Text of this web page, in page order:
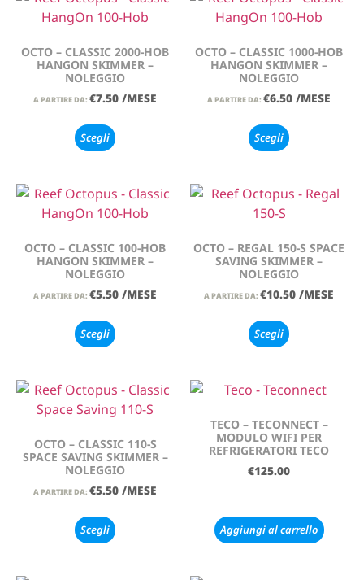
OCTO – CLASSIC 2000-HOB
HANGON SKIMMER –
NOLEGGIO
A PARTIRE DA: €7.50 /MESE
Scegli
OCTO – CLASSIC 1000-HOB
HANGON SKIMMER –
NOLEGGIO
A PARTIRE DA: €6.50 /MESE
Scegli
OCTO – CLASSIC 100-HOB
HANGON SKIMMER –
NOLEGGIO
A PARTIRE DA: €5.50 /MESE
Scegli
OCTO – REGAL 150-S SPACE
SAVING SKIMMER –
NOLEGGIO
A PARTIRE DA: €10.50 /MESE
Scegli
OCTO – CLASSIC 110-S
SPACE SAVING SKIMMER –
NOLEGGIO
A PARTIRE DA: €5.50 /MESE
Scegli
TECO – TECONNECT –
MODULO WIFI PER
REFRIGERATORI TECO
€125.00
Aggiungi al carrello